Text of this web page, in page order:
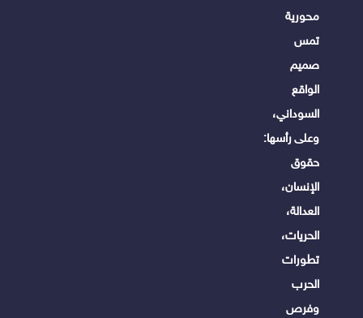
محورية
تمس
صميم
الواقع
السوداني،
وعلى رأسها:
حقوق
الإنسان،
العدالة،
الحريات،
تطورات
الحرب
وفرص